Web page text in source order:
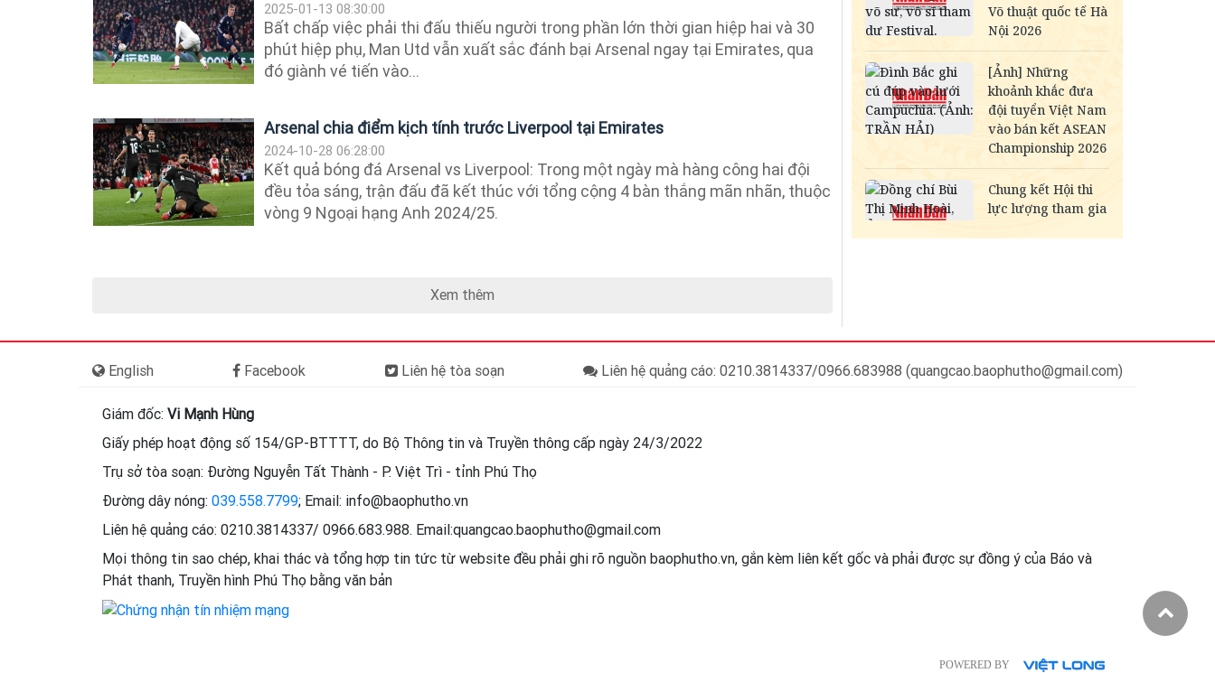
2025-01-13 08:30:00
Bất chấp việc phải thi đấu thiếu người trong phần lớn thời gian hiệp hai và 30
phút hiệp phụ, Man Utd vẫn xuất sắc đánh bại Arsenal ngay tại Emirates, qua
đó giành vé tiến vào...
Arsenal chia điểm kịch tính trước Liverpool tại Emirates
2024-10-28 06:28:00
Kết quả bóng đá Arsenal vs Liverpool: Trong một ngày mà hàng công hai đội
đều tỏa sáng, trận đấu đã kết thúc với tổng cộng 4 bàn thắng mãn nhãn, thuộc
vòng 9 Ngoại hạng Anh 2024/25.
Xem thêm
English Facebook Liên hệ tòa soạn Liên hệ quảng cáo: 0210.3814337/0966.683988 (quangcao.baophutho@gmail.com)
Giám đốc: Vi Mạnh Hùng
Giấy phép hoạt động số 154/GP-BTTTT, do Bộ Thông tin và Truyền thông cấp ngày 24/3/2022
Trụ sở tòa soạn: Đường Nguyễn Tất Thành - P. Việt Trì - tỉnh Phú Thọ
Đường dây nóng: 039.558.7799; Email: info@baophutho.vn
Liên hệ quảng cáo: 0210.3814337/ 0966.683.988. Email:quangcao.baophutho@gmail.com
Mọi thông tin sao chép, khai thác và tổng hợp tin tức từ website đều phải ghi rõ nguồn baophutho.vn, gắn kèm liên kết gốc và phải được sự đồng ý của Báo và
Phát thanh, Truyền hình Phú Thọ bằng văn bản
POWERED BY